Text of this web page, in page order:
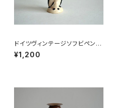
ドイツヴィンテージソフビペンギ
ンの親子
¥1,200